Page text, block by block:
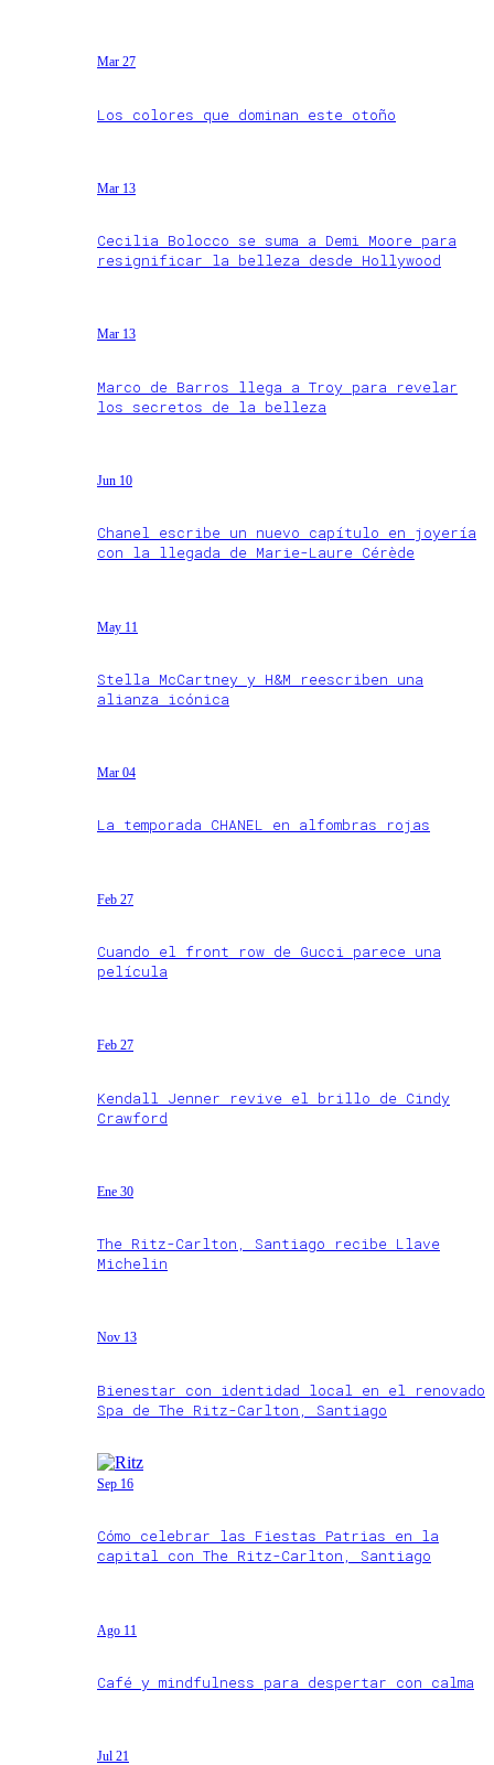
Mar 27
Los colores que dominan este otoño
Mar 13
Cecilia Bolocco se suma a Demi Moore para
resignificar la belleza desde Hollywood
Mar 13
Marco de Barros llega a Troy para revelar
los secretos de la belleza
Jun 10
Chanel escribe un nuevo capítulo en joyería
con la llegada de Marie-Laure Cérède
May 11
Stella McCartney y H&M reescriben una
alianza icónica
Mar 04
La temporada CHANEL en alfombras rojas
Feb 27
Cuando el front row de Gucci parece una
película
Feb 27
Kendall Jenner revive el brillo de Cindy
Crawford
Ene 30
The Ritz-Carlton, Santiago recibe Llave
Michelin
Nov 13
Bienestar con identidad local en el renovado
Spa de The Ritz-Carlton, Santiago
Sep 16
Cómo celebrar las Fiestas Patrias en la
capital con The Ritz-Carlton, Santiago
Ago 11
Café y mindfulness para despertar con calma
Jul 21